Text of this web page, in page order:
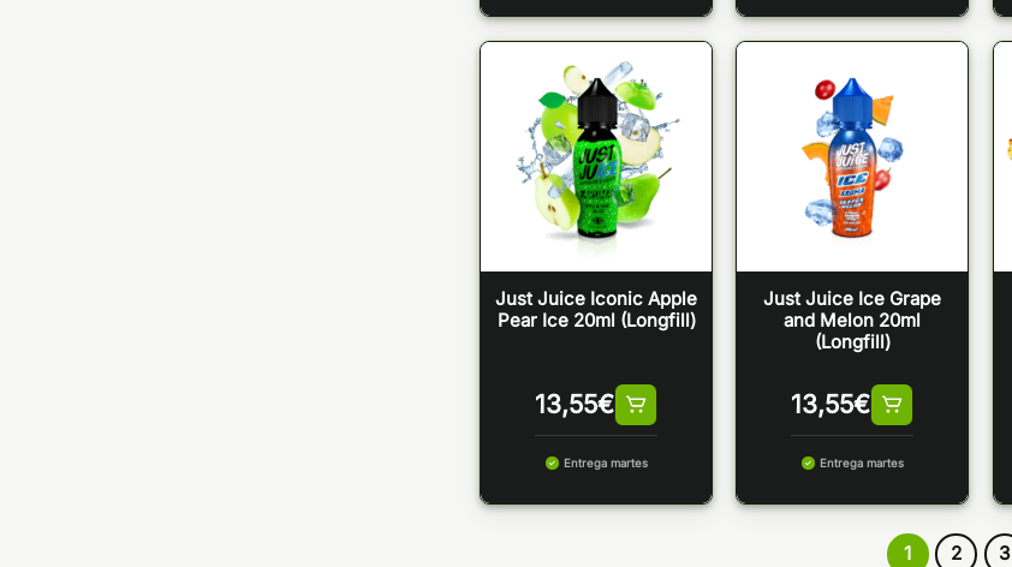
Just Juice Iconic Apple
Pear Ice 20ml (Longfill)
13,55€
Entrega martes
Just Juice Ice Grape
and Melon 20ml
(Longfill)
13,55€
Entrega martes
1 2 3